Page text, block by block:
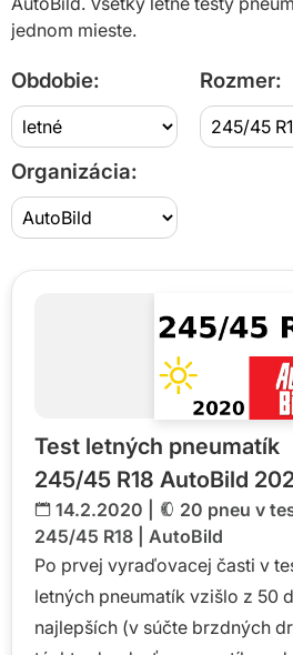
jednom mieste.
Obdobie: Rozmer:
Organizácia:
Test letných pneumatík
245/45 R18 AutoBild
14.2.2020 |
20 pneu v
245/45 R18
AutoBild
Po prvej vyraďovacej časti v
letných pneumatík vzišlo z 50
najlepších (v súčte brzdných